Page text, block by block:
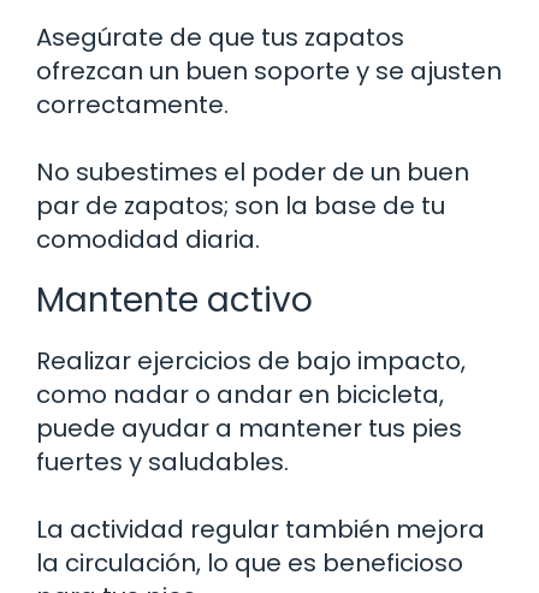
Asegúrate de que tus zapatos
ofrezcan un buen soporte y se ajusten
correctamente.
No subestimes el poder de un buen
par de zapatos; son la base de tu
comodidad diaria.
Mantente activo
Realizar ejercicios de bajo impacto,
como nadar o andar en bicicleta,
puede ayudar a mantener tus pies
fuertes y saludables.
La actividad regular también mejora
la circulación, lo que es beneficioso